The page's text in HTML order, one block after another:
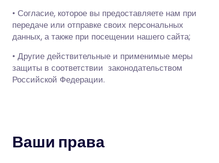
• Согласие, которое вы предоставляете нам при
передаче или отправке своих персональных
данных, а также при посещении нашего сайта;
• Другие действительные и применимые меры
защиты в соответствии законодательством
Российской Федерации.
Ваши права